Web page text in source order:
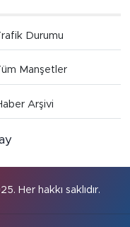
Durumu
Manşetler
Arşivi
Her hakkı saklıdır.